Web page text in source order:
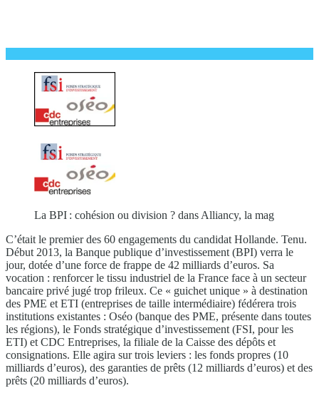
La BPI : cohésion ou division ? dans Alliancy, la mag
C’était le premier des 60 engagements du candidat Hollande. Tenu.
Début 2013, la Banque publique d’investissement (BPI) verra le
jour, dotée d’une force de frappe de 42 milliards d’euros. Sa
vocation : renforcer le tissu industriel de la France face à un secteur
bancaire privé jugé trop frileux. Ce « guichet unique » à destination
des PME et ETI (entreprises de taille intermédiaire) fédérera trois
institutions existantes : Oséo (banque des PME, présente dans toutes
les régions), le Fonds stratégique d’investissement (FSI, pour les
ETI) et CDC Entreprises, la filiale de la Caisse des dépôts et
consignations. Elle agira sur trois leviers : les fonds propres (10
milliards d’euros), des garanties de prêts (12 milliards d’euros) et des
prêts (20 milliards d’euros).